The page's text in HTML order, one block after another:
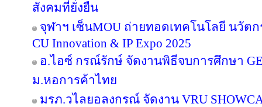
สังคมที่ยั่งยืน
จุฬาฯ เซ็นMOU ถ่ายทอดเทคโนโลยี นวัต
CU Innovation & IP Expo 2025
อ.ไอซ์ กรณ์รักษ์ จัดงานพิธีจบการศึกษา
ม.หอการค้าไทย
มรภ.วไลยอลงกรณ์ จัดงาน VRU